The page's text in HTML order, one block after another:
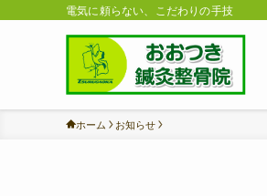
電気に頼らない、こだわりの手技
ホーム お知らせ